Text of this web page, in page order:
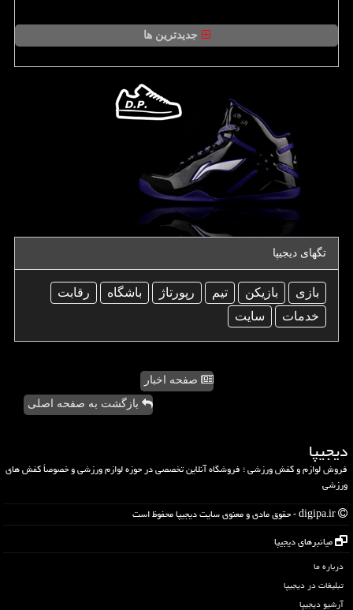
جدیدترین ها
تگهای دیجیپا
بازی بازیكن تیم رپورتاژ باشگاه
رقابت
خدمات
سایت
صفحه اخبار
بازگشت به صفحه اصلی
دیجیپا
فروش لوازم و کفش ورزشی ؛ فروشگاه آنلاین تخصصی در حوزه لوازم ورزشی و خصوصاً کفش های
ورزشی
میانبرهای دیجیپا
درباره ما
تبلیغات در دیجیپا
آرشیو دیجیپا